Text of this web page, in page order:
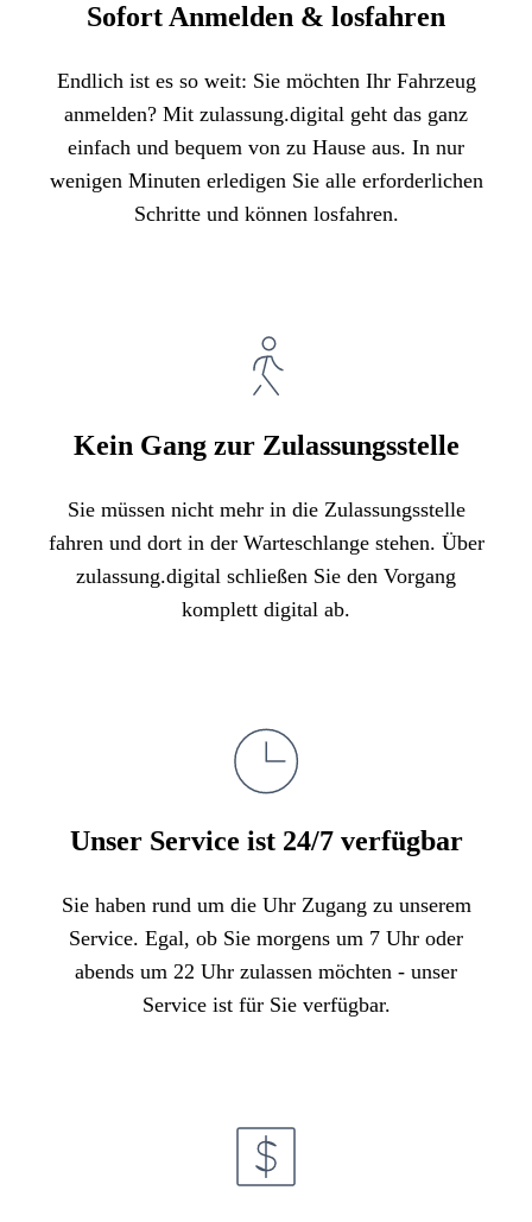
Sofort Anmelden & losfahren
Endlich ist es so weit: Sie möchten Ihr Fahrzeug
anmelden? Mit zulassung.digital geht das ganz
einfach und bequem von zu Hause aus. In nur
wenigen Minuten erledigen Sie alle erforderlichen
Schritte und können losfahren.
Kein Gang zur Zulassungsstelle
Sie müssen nicht mehr in die Zulassungsstelle
fahren und dort in der Warteschlange stehen. Über
zulassung.digital schließen Sie den Vorgang
komplett digital ab.
Unser Service ist 24/7 verfügbar
Sie haben rund um die Uhr Zugang zu unserem
Service. Egal, ob Sie morgens um 7 Uhr oder
abends um 22 Uhr zulassen möchten - unser
Service ist für Sie verfügbar.